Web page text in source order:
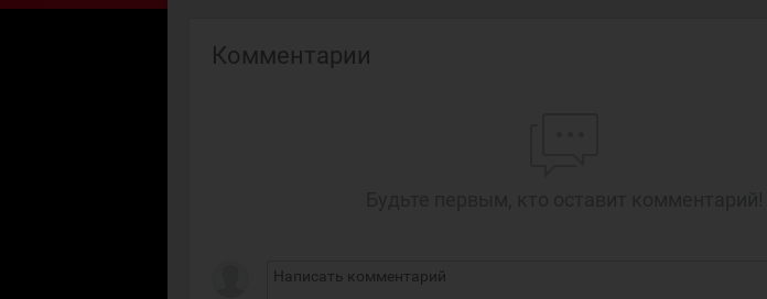
Комментарии